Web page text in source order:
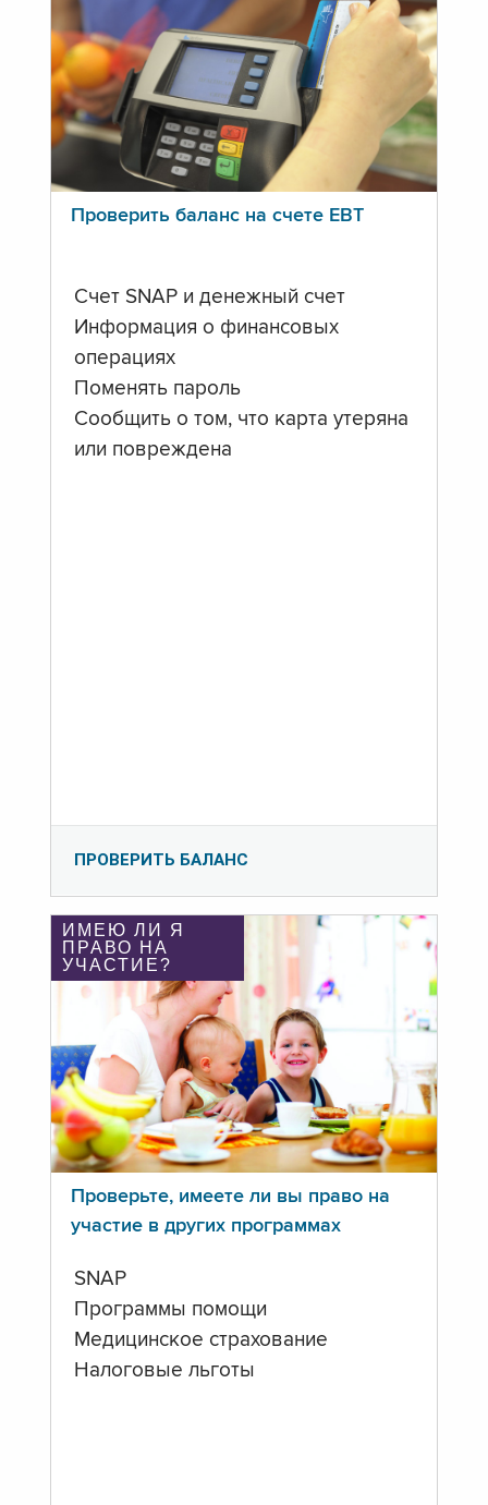
Проверить баланс на счете ЕВТ
Счет SNAP и денежный счет
Информация о финансовых
операциях
Поменять пароль
Сообщить о том, что карта утеряна
или повреждена
ПРОВЕРИТЬ БАЛАНС
ИМЕЮ ЛИ Я
ПРАВО НА
УЧАСТИЕ?
Проверьте, имеете ли вы право на
участие в других программах
SNAP
Программы помощи
Медицинское страхование
Налоговые льготы